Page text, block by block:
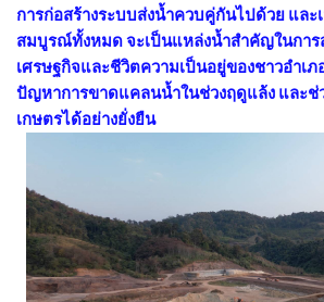
การก่อสร้างระบบส่งน้ำควบคู่กันไปด้วย และ
สมบูรณ์ทั้งหมด จะเป็นแหล่งน้ำสำคัญในกา
เศรษฐกิจและชีวิตความเป็นอยู่ของชาวอำเ
ปัญหาการขาดแคลนน้ำในช่วงฤดูแล้ง และช่
เกษตรได้อย่างยั่งยืน